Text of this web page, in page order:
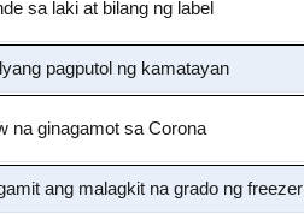
sa laki at bilang ng label
pagputol ng kamatayan
na ginagamot sa Corona
ang malagkit na grado ng freezer